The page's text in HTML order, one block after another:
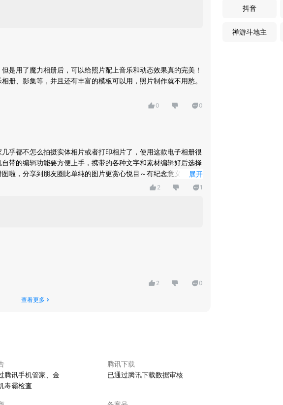
是用了魔力相册后，可以给照片配上音乐和动态效果真的完美！
册、影集等，并且还有丰富的模板可以用，照片制作就不用愁。
0 0
乎都不怎么拍摄实体相片或者打印相片了，使用这款电子相册很
带的编辑功能要方便上手，携带的各种文字和素材编辑好后选择
啦，分享到朋友圈比单纯的图片更赏心悦目～有纪念意义的照片
家，超级方便！
展开
2 1
2 0
查看更多
腾讯手机管家、金
毒霸检查
腾讯下载
已通过腾讯下载数据审核
抖音
禅游斗地主